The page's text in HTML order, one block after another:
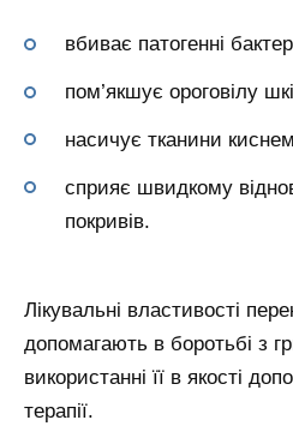
вбиває патогенні
пом’якшує ороговілу
насичує тканини
сприяє швидкому
покривів.
Лікувальні властивості
допомагають в боротьбі з
використанні її в якості
терапії.